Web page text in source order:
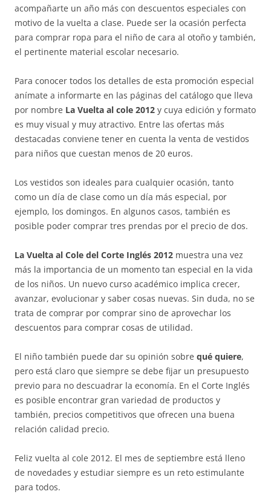
acompañarte un año más con descuentos especiales con
motivo de la vuelta a clase. Puede ser la ocasión perfecta
para comprar ropa para el niño de cara al otoño y también,
el pertinente material escolar necesario.
Para conocer todos los detalles de esta promoción especial
anímate a informarte en las páginas del catálogo que lleva
por nombre La Vuelta al cole 2012 y cuya edición y formato
es muy visual y muy atractivo. Entre las ofertas más
destacadas conviene tener en cuenta la venta de vestidos
para niños que cuestan menos de 20 euros.
Los vestidos son ideales para cualquier ocasión, tanto
como un día de clase como un día más especial, por
ejemplo, los domingos. En algunos casos, también es
posible poder comprar tres prendas por el precio de dos.
La Vuelta al Cole del Corte Inglés 2012 muestra una vez
más la importancia de un momento tan especial en la vida
de los niños. Un nuevo curso académico implica crecer,
avanzar, evolucionar y saber cosas nuevas. Sin duda, no se
trata de comprar por comprar sino de aprovechar los
descuentos para comprar cosas de utilidad.
El niño también puede dar su opinión sobre qué quiere,
pero está claro que siempre se debe fijar un presupuesto
previo para no descuadrar la economía. En el Corte Inglés
es posible encontrar gran variedad de productos y
también, precios competitivos que ofrecen una buena
relación calidad precio.
Feliz vuelta al cole 2012. El mes de septiembre está lleno
de novedades y estudiar siempre es un reto estimulante
para todos.